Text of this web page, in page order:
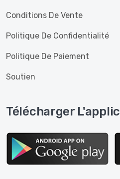
Conditions De Vente
Politique De Confidentialité
Politique De Paiement
Soutien
Télécharger